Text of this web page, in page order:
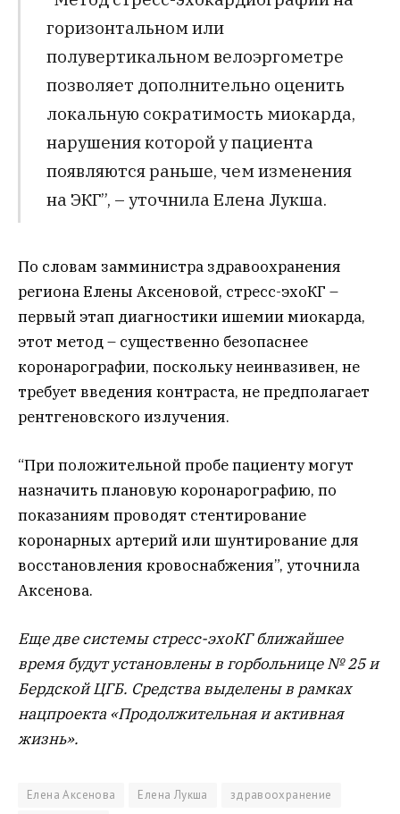
горизонтальном или
полувертикальном велоэргометре
позволяет дополнительно оценить
локальную сократимость миокарда,
нарушения которой у пациента
появляются раньше, чем изменения
на ЭКГ”, – уточнила Елена Лукша.
По словам замминистра здравоохранения
региона Елены Аксеновой, стресс-эхоКГ –
первый этап диагностики ишемии миокарда,
этот метод – существенно безопаснее
коронарографии, поскольку неинвазивен, не
требует введения контраста, не предполагает
рентгеновского излучения.
“При положительной пробе пациенту могут
назначить плановую коронарографию, по
показаниям проводят стентирование
коронарных артерий или шунтирование для
восстановления кровоснабжения”, уточнила
Аксенова.
Еще две системы стресс-эхоКГ ближайшее
время будут установлены в горбольнице № 25 и
Бердской ЦГБ. Средства выделены в рамках
нацпроекта «Продолжительная и активная
жизнь».
Елена Аксенова Елена Лукша
здравоохранение